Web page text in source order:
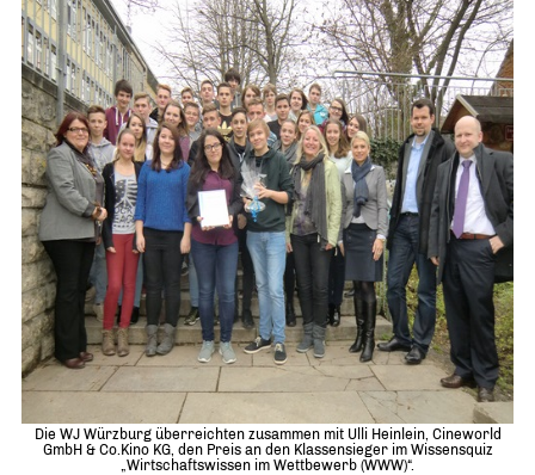
Die WJ Würzburg überreichten zusammen mit Ulli Heinlein, Cineworld
GmbH & Co.Kino KG, den Preis an den Klassensieger im Wissensquiz
„Wirtschaftswissen im Wettbewerb (WWW)“.